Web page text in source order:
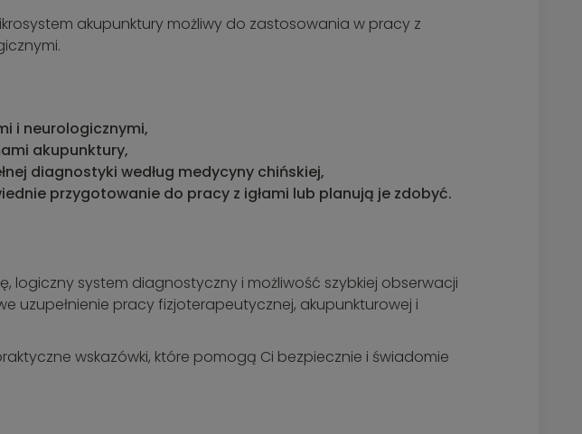
akupunktury możliwy do zastosowania w pracy z
i neurologicznymi,
akupunktury,
diagnostyki według medycyny chińskiej,
przygotowanie do pracy z igłami lub planują je zdobyć.
logiczny system diagnostyczny i możliwość szybkiej obserwacji
uzupełnienie pracy fizjoterapeutycznej, akupunkturowej i
wskazówki, które pomogą Ci bezpiecznie i świadomie